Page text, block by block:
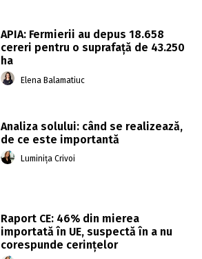
APIA: Fermierii au depus 18.658
cereri pentru o suprafaţă de 43.250
ha
Elena Balamatiuc
Analiza solului: când se realizează,
de ce este importantă
Luminița Crivoi
Raport CE: 46% din mierea
importată în UE, suspectă în a nu
corespunde cerințelor